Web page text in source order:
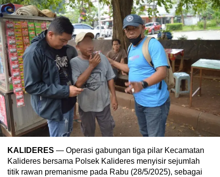
KALIDERES — Operasi gabungan tiga pilar Kecamatan
Kalideres bersama Polsek Kalideres menyisir sejumlah
titik rawan premanisme pada Rabu (28/5/2025), sebagai